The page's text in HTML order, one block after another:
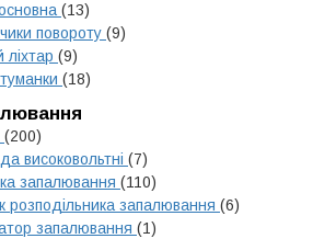
(13)
повороту (9)
ліхтар (9)
(18)
(200)
високовольтні (7)
запалювання (110)
розподільника запалювання (6)
запалювання (1)